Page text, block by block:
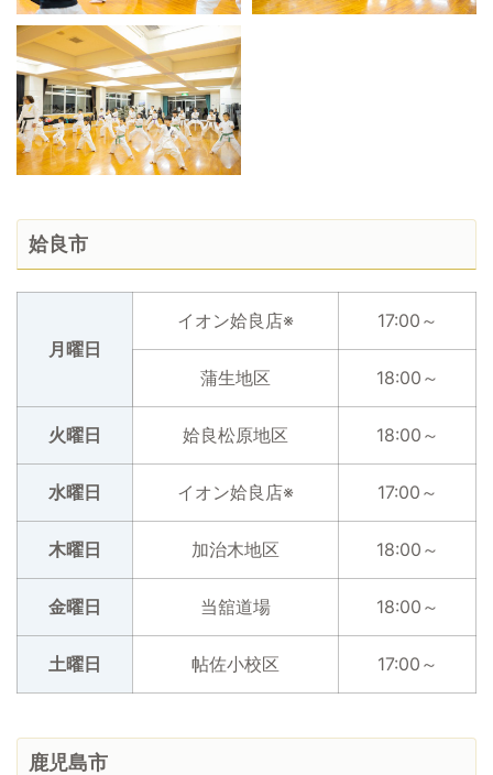
姶良市
月曜日
イオン姶良店※ 17:00～
蒲生地区 18:00～
火曜日 姶良松原地区 18:00～
水曜日 イオン姶良店※ 17:00～
木曜日 加治木地区 18:00～
金曜日 当舘道場 18:00～
土曜日 帖佐小校区 17:00～
鹿児島市